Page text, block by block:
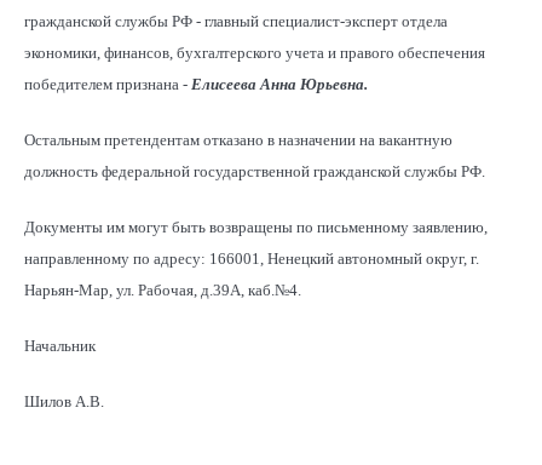
гражданской службы РФ - главный специалист-эксперт отдела
экономики, финансов, бухгалтерского учета и правого обеспечения
победителем признана - Елисеева Анна Юрьевна.
Остальным претендентам отказано в назначении на вакантную
должность федеральной государственной гражданской службы РФ.
Документы им могут быть возвращены по письменному заявлению,
направленному по адресу: 166001, Ненецкий автономный округ, г.
Нарьян-Мар, ул. Рабочая, д.39А, каб.№4.
Начальник
Шилов А.В.